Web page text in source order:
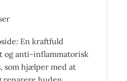
En kraftfuld
og anti-inflammatorisk
som hjælper med at